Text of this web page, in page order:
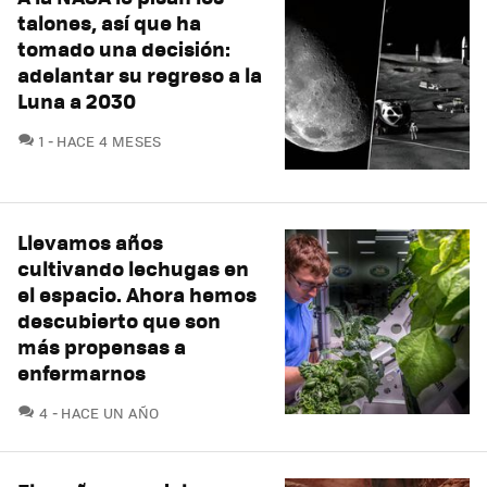
talones, así que ha
tomado una decisión:
adelantar su regreso a la
Luna a 2030
1 COMENTARIOS
HACE 4 MESES
Llevamos años
cultivando lechugas en
el espacio. Ahora hemos
descubierto que son
más propensas a
enfermarnos
4 COMENTARIOS
HACE UN AÑO